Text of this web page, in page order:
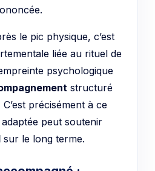
le pic physique, c’est
liée au rituel de
psychologique
structuré
précisément à ce
peut soutenir
sur le long terme.